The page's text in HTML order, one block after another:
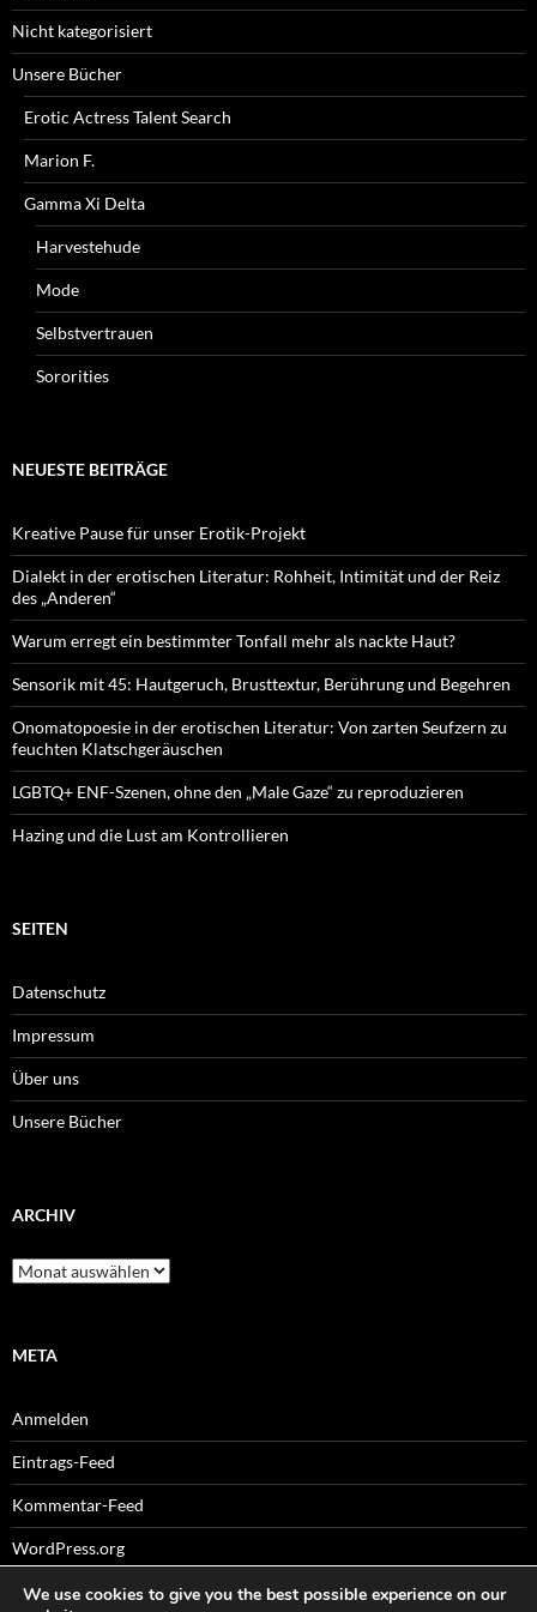
Nicht kategorisiert
Unsere Bücher
Erotic Actress Talent Search
Marion F.
Gamma Xi Delta
Harvestehude
Mode
Selbstvertrauen
Sororities
NEUESTE BEITRÄGE
Kreative Pause für unser Erotik-Projekt
Dialekt in der erotischen Literatur: Rohheit, Intimität und der Reiz
des „Anderen“
Warum erregt ein bestimmter Tonfall mehr als nackte Haut?
Sensorik mit 45: Hautgeruch, Brusttextur, Berührung und Begehren
Onomatopoesie in der erotischen Literatur: Von zarten Seufzern zu
feuchten Klatschgeräuschen
LGBTQ+ ENF-Szenen, ohne den „Male Gaze“ zu reproduzieren
Hazing und die Lust am Kontrollieren
SEITEN
Datenschutz
Impressum
Über uns
Unsere Bücher
ARCHIV
Archiv
META
Anmelden
Eintrags-Feed
Kommentar-Feed
WordPress.org
We use cookies to give you the best possible experience on our